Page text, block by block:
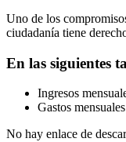
Uno de los
ciudadanía tiene
En las siguientes
Ingresos
Gastos
No hay enlace de